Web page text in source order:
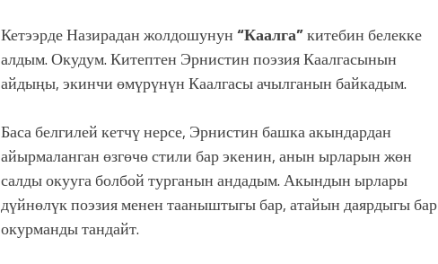
Кетээрде Назирадан жолдошунун“Каалга”китебин белекке
алдым. Окудум. Китептен Эрнистин поэзия Каалгасынын
айдыңы, экинчи өмүрүнүн Каалгасы ачылганын байкадым.
Баса белгилей кетчү нерсе, Эрнистин башка акындардан
айырмаланган өзгөчө стили бар экенин, анын ырларын жөн
салды окууга болбой турганын андадым. Акындын ырлары
дүйнөлүк поэзия менен тааныштыгы бар, атайын даярдыгы бар
окурманды тандайт.